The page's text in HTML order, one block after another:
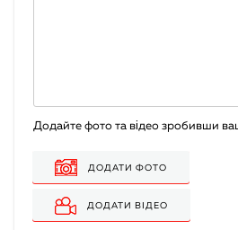
Додайте фото та відео зробивши
ДОДАТИ ФОТО
ДОДАТИ ВІДЕО